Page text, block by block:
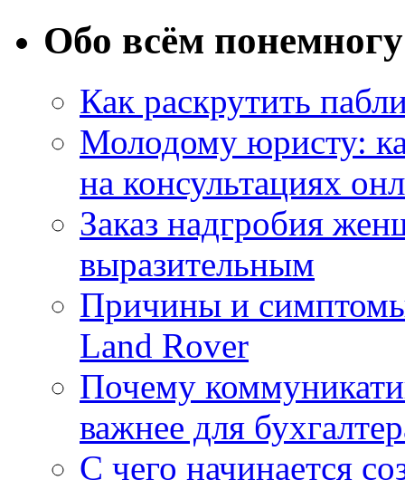
Обо всём понемногу
Как раскрутить
Молодому юристу:
на консультациях
Заказ надгробия
выразительным
Причины и
Land Rover
Почему
важнее для
С чего начинается